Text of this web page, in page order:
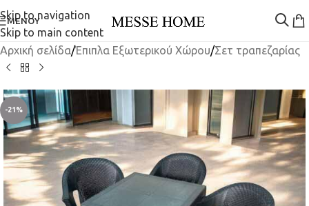
Skip to navigation
Skip to main content
ΜΕΝΟΎ
Αρχική σελίδα/Έπιπλα Εξωτερικού Χώρου/Σετ τραπεζαρίας
-21%